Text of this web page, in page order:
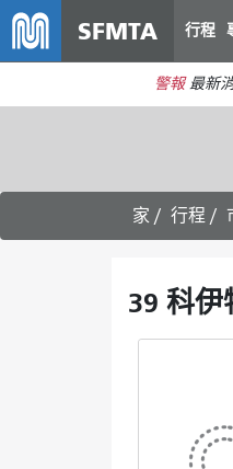
SFMTA 行程
警報 最新
家 行程
39 科伊